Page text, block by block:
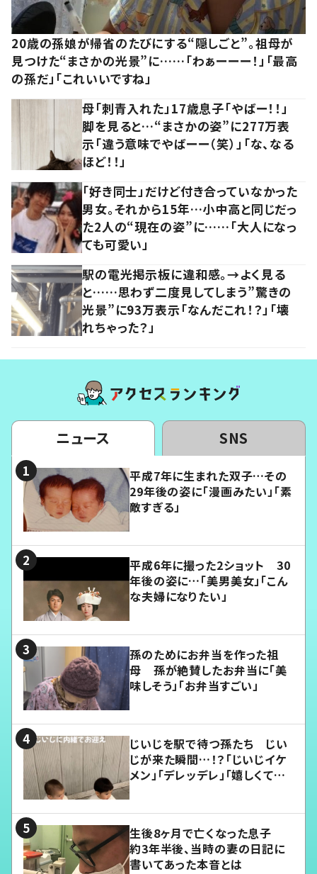
20歳の孫娘が帰省のたびにする“隠しごと”。祖母が
見つけた“まさかの光景”に……「わぁーーー！」「最高
の孫だ」「これいいですね」
母「刺青入れた」17歳息子「やばー！！」
脚を見ると…“まさかの姿”に277万表
示「違う意味でやばーー（笑）」「な、なる
ほど！！」
「好き同士」だけど付き合っていなかった
男女。それから15年…小中高と同じだっ
た2人の“現在の姿”に……「大人になっ
ても可愛い」
駅の電光掲示板に違和感。→よく見る
と……思わず二度見してしまう”驚きの
光景”に93万表示「なんだこれ！？」「壊
れちゃった？」
ニュース SNS
平成7年に生まれた双子…その
29年後の姿に「漫画みたい」「素
敵すぎる」
平成6年に撮った2ショット 30
年後の姿に…「美男美女」「こん
な夫婦になりたい」
孫のためにお弁当を作った祖
母 孫が絶賛したお弁当に「美
味しそう」「お弁当すごい」
じいじを駅で待つ孫たち じい
じが来た瞬間…！？「じいじイケ
メン」「デレッデレ」「嬉しくて可
生後8ヶ月で亡くなった息子
約3年半後、当時の妻の日記に
書いてあった本音とは